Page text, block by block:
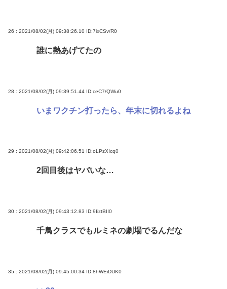
26 : 2021/08/02(月) 09:38:26.10 ID:7ixCSv/R0
誰に熱あげてたの
28 : 2021/08/02(月) 09:39:51.44 ID:ceC7/QWu0
いまワクチン打ったら、年末に切れるよね
29 : 2021/08/02(月) 09:42:06.51 ID:oLPzXIcq0
2回目後はヤバいな…
30 : 2021/08/02(月) 09:43:12.83 ID:9IiztBII0
千鳥クラスでもルミネの劇場でるんだな
35 : 2021/08/02(月) 09:45:00.34 ID:8hWEiDUK0